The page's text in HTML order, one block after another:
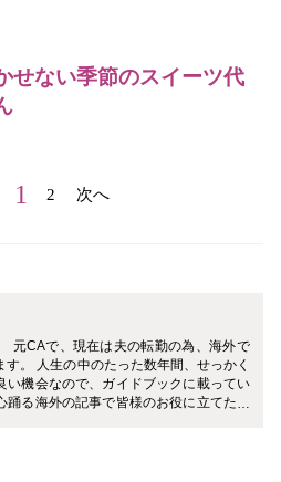
せない季節のスイーツ代
1 2 次へ
元CAで、現在は夫の転勤の為、海外で
す。 人生の中のたった数年間、せっかく
い機会なので、ガイドブックに載ってい
踊る海外の記事で皆様のお役に立てたら